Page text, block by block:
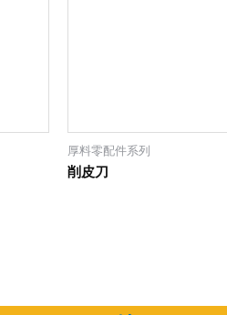
厚料零配件系列
削皮刀